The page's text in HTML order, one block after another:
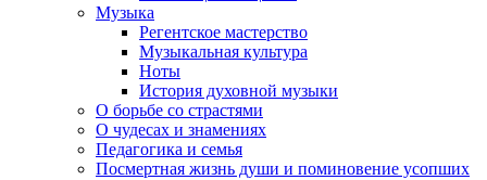
Музыка
Регентское мастерство
Музыкальная культура
Ноты
История духовной музыки
О борьбе со страстями
О чудесах и знамениях
Педагогика и семья
Посмертная жизнь души и поминовение усопших